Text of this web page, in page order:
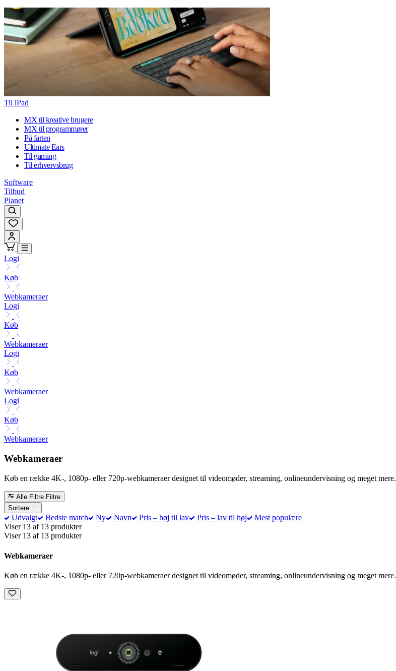
Til iPad
MX til kreative brugere
MX til programmører
På farten
Ultimate Ears
Til gaming
Til erhvervsbrug
Software
Tilbud
Planet
Logi
Køb
Webkameraer
Logi
Køb
Webkameraer
Logi
Køb
Webkameraer
Logi
Køb
Webkameraer
Webkameraer
Køb en række 4K-, 1080p- eller 720p-webkameraer designet til videomøder, streaming, onlineundervisning og meget mere.
Alle Filtre Filtre
Sortere
Udvalgt Bedste match Ny Navn Pris – høj til lav Pris – lav til høj
Mest populære
Viser 13 af 13 produkter
Viser 13 af 13 produkter
Webkameraer
Køb en række 4K-, 1080p- eller 720p-webkameraer designet til videomøder, streaming, onlineundervisning og meget mere.